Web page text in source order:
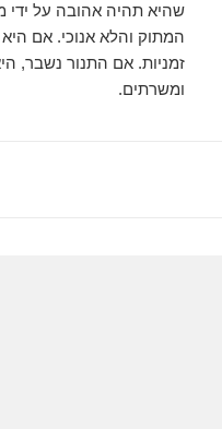
שהיא תהיה אהובה על
המתוק והלא אנוכי. אם
זמניות. אם התנור נשבר,
ומשרתים.